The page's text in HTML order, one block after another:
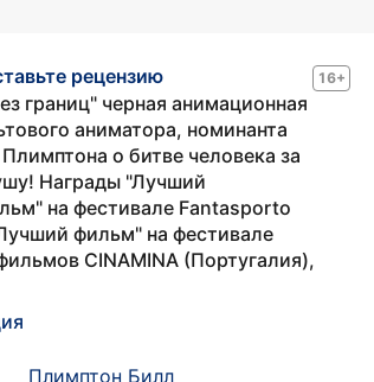
16+
рецензию
границ" черная анимационная
аниматора, номинанта
о битве человека за
Награды "Лучший
на фестивале Fantasporto
фильм" на фестивале
CINAMINA (Португалия),
Плимптон Билл